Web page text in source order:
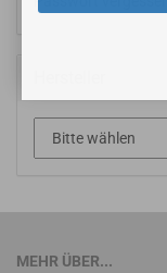
MEHR ÜBER...